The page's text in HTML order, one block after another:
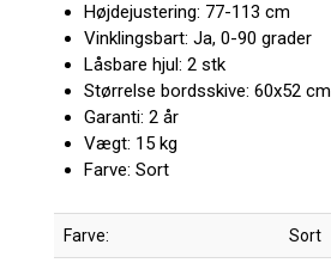
Højdejustering: 77-113 cm
Vinklingsbart: Ja, 0-90 grader
Låsbare hjul: 2 stk
Størrelse bordsskive: 60x52 cm
Garanti: 2 år
Vægt: 15 kg
Farve: Sort
Farve: Sort